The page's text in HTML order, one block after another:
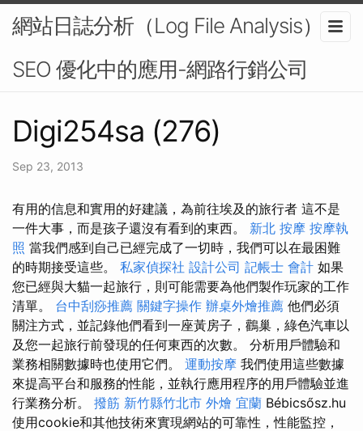
網站日誌分析（Log File Analysis）在
SEO 優化中的應用-網路行銷公司
Digi254sa (276)
Sep 23, 2013
有用的信息和實用的好建議，為前往埃及的旅行者 這不是
一件大事，而是孩子還沒有看到的東西。 新北 按摩 按摩執
照 當我們感到自己已經完成了一切時，我們可以在最困難
的時期接受這些。 私家偵探社 設計公司 記帳士 會計 如果
您已經與大貓一起旅行，則可能需要為他們製作玩家的工作
清單。 台中刮痧推薦 關鍵字操作 辦桌外燴推薦 他們必須
關注方式，並記錄他們看到一座黃房子，鸛巢，綠色汽車以
及您一起旅行前發現的任何東西的次數。 分析用戶體驗和
業務相關數據時也使用它們。 運動按摩 我們使用這些數據
來提高平台和服務的性能，並執行應用程序的用戶體驗並進
行業務分析。 撥筋 新竹縣竹北市 外燴 宜蘭 Bébicsősz.hu
使用cookie和其他技術來實現網站的可靠性，性能監控，